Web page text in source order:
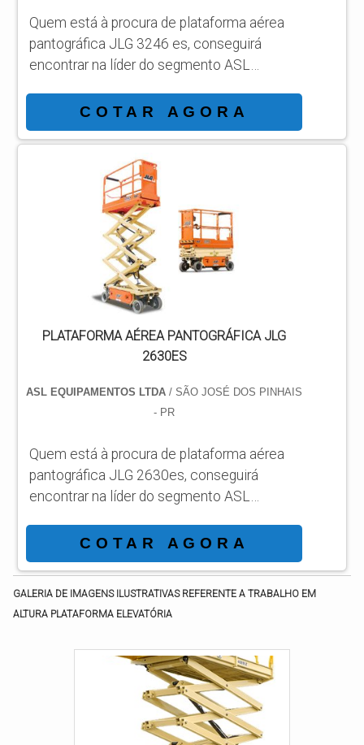
Quem está à procura de plataforma aérea
pantográfica JLG 3246 es, conseguirá
encontrar na líder do segmento ASL
informações por meio da própria empresa e
descobrindo a líder da área de atuação.
Quando o tema é plataforma aérea
pantográfica JLG 3246 es, com os
profissionais da ASL Equipamentos
alcançará precisão com a satisfação plena
dos clientes respeitando os valores
humanos, éticos e ambientais. MAIS ...
COTAR AGORA
PLATAFORMA AÉREA PANTOGRÁFICA JLG
2630ES
ASL EQUIPAMENTOS LTDA/ SÃO JOSÉ DOS PINHAIS
- PR
Quem está à procura de plataforma aérea
pantográfica JLG 2630es, conseguirá
encontrar na líder do segmento ASL
por meio da própria empresa e achando a
líder em qualidade. MAIS SOBRE
PLATAFORMA AÉREA PANTOGRÁFICA
JLG 2630ES Quem quer achar plataforma
ASL Equipamentos. Com grande know-how
focado em plataformas elevatória...
COTAR AGORA
GALERIA DE IMAGENS ILUSTRATIVAS REFERENTE A TRABALHO EM
ALTURA PLATAFORMA ELEVATÓRIA